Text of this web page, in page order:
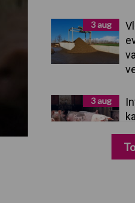
3 aug
3 aug